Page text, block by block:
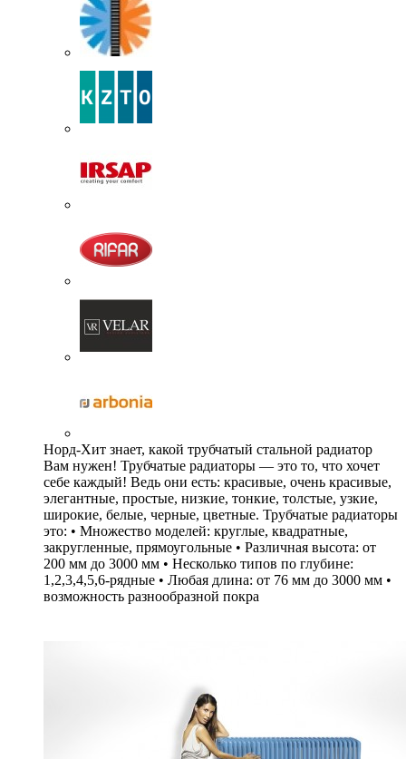
Норд-Хит знает, какой трубчатый стальной радиатор
Вам нужен! Трубчатые радиаторы — это то, что хочет
себе каждый! Ведь они есть: красивые, очень красивые,
элегантные, простые, низкие, тонкие, толстые, узкие,
широкие, белые, черные, цветные. Трубчатые радиаторы
это: • Множество моделей: круглые, квадратные,
закругленные, прямоугольные • Различная высота: от
200 мм до 3000 мм • Несколько типов по глубине:
1,2,3,4,5,6-рядные • Любая длина: от 76 мм до 3000 мм •
возможность разнообразной покра